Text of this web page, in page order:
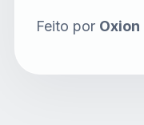
Feito por Oxion